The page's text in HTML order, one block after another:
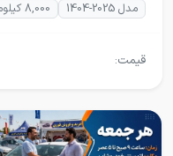
مدل 2025-1404 8,000 کیلومتر
قیمت: